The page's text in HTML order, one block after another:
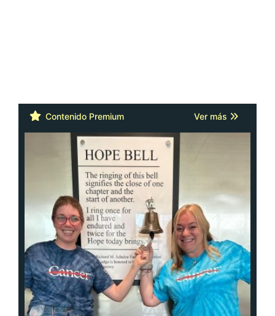
Contenido Premium Ver más